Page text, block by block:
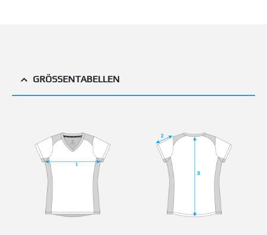
GRÖSSENTABELLEN